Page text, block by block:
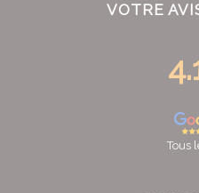
VOTRE
Tous